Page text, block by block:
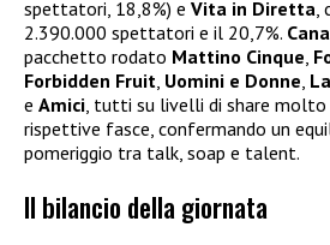
spettatori, 18,8%) e Vita in Diretta
2.390.000 spettatori e il 20,7%.
pacchetto rodato Mattino Cinque
Forbidden Fruit Uomini e Donne
e Amici , tutti su livelli di share
rispettive fasce, confermando un
pomeriggio tra talk, soap e talent.
Il bilancio della giornata